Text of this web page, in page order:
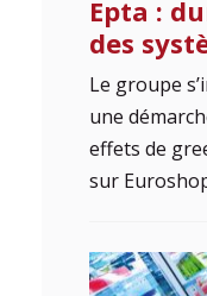
Epta :
des
Le groupe
une
effets de
sur